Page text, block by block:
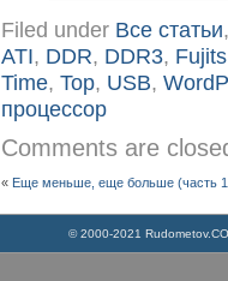
Filed under Все статьи
ATI, DDR, DDR3,
Time,Top, USB,
процессор
Comments are
« Еще меньше, еще больше (часть
© 2000-2021